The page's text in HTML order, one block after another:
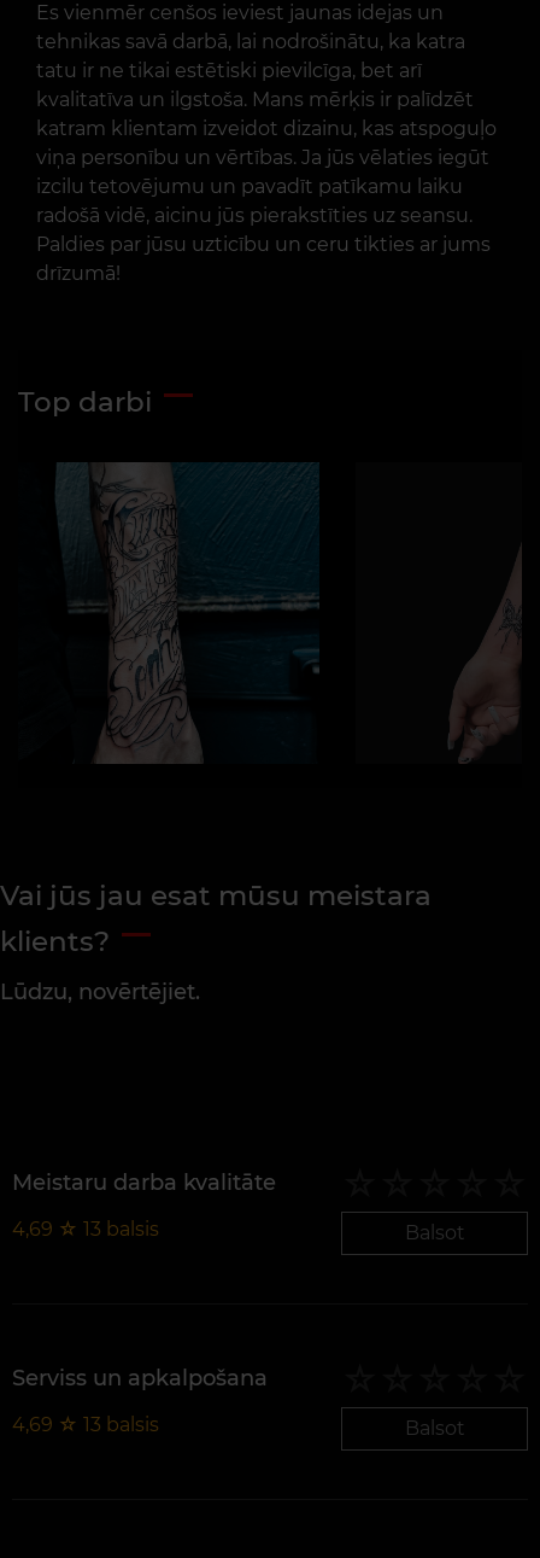
Es vienmēr cenšos ieviest jaunas idejas un
tehnikas savā darbā, lai nodrošinātu, ka katra
tatu ir ne tikai estētiski pievilcīga, bet arī
kvalitatīva un ilgstoša. Mans mērķis ir palīdzēt
katram klientam izveidot dizainu, kas atspoguļo
viņa personību un vērtības. Ja jūs vēlaties iegūt
izcilu tetovējumu un pavadīt patīkamu laiku
radošā vidē, aicinu jūs pierakstīties uz seansu.
Paldies par jūsu uzticību un ceru tikties ar jums
drīzumā!
Top darbi
Vai jūs jau esat mūsu meistara
klients?
Lūdzu, novērtējiet.
Meistaru darba kvalitāte
4,69 ☆ 13 balsis Balsot
Serviss un apkalpošana
4,69 ☆ 13 balsis Balsot